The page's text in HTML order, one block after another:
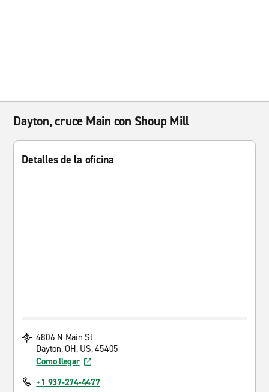
Dayton, cruce Main con Shoup Mill
Detalles de la oficina
4806 N Main St
Dayton, OH, US, 45405
Como llegar
+1 937-274-4477